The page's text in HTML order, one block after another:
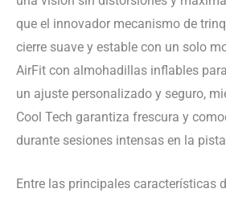
que el innovador mecanismo de
cierre suave y estable con un solo
AirFit con almohadillas inflables
un ajuste personalizado y seguro,
Cool Tech garantiza frescura y
durante sesiones intensas en la
Entre las principales características